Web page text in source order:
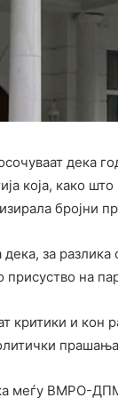
дека
која, како што
бројни
дека, за
присуство на
и кон
меѓу ВМРО-